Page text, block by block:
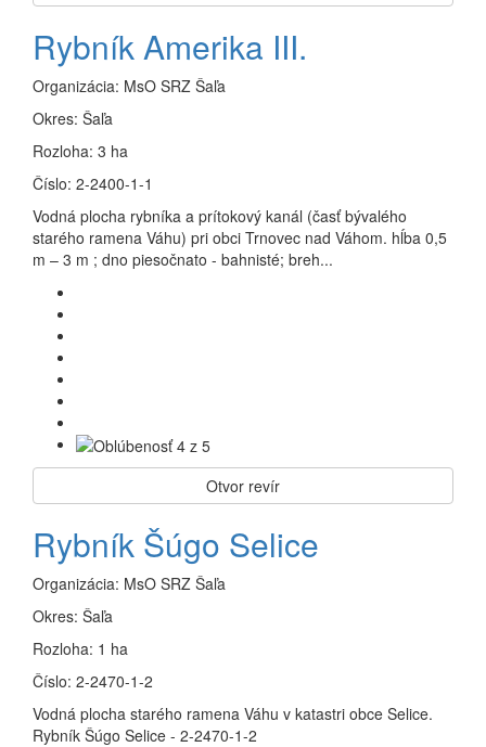
Rybník Amerika III.
Organizácia: MsO SRZ Šaľa
Okres: Šaľa
Rozloha: 3 ha
Číslo: 2-2400-1-1
Vodná plocha rybníka a prítokový kanál (časť bývalého
starého ramena Váhu) pri obci Trnovec nad Váhom. hĺba 0,5
m – 3 m ; dno piesočnato - bahnisté; breh...
Otvor revír
Rybník Šúgo Selice
Organizácia: MsO SRZ Šaľa
Okres: Šaľa
Rozloha: 1 ha
Číslo: 2-2470-1-2
Vodná plocha starého ramena Váhu v katastri obce Selice.
Rybník Šúgo Selice - 2-2470-1-2